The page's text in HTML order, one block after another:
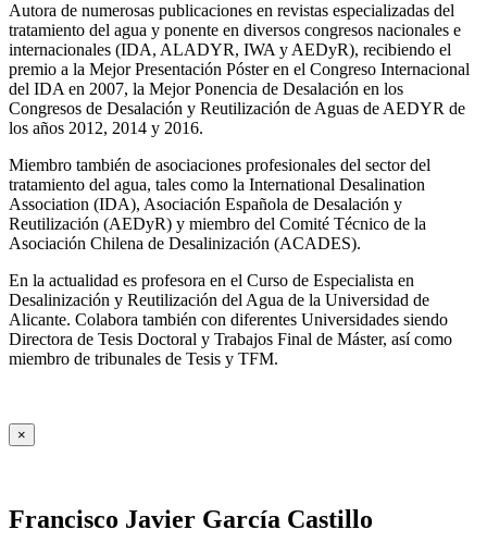
Autora de numerosas publicaciones en revistas especializadas del
tratamiento del agua y ponente en diversos congresos nacionales e
internacionales (IDA, ALADYR, IWA y AEDyR), recibiendo el
premio a la Mejor Presentación Póster en el Congreso Internacional
del IDA en 2007, la Mejor Ponencia de Desalación en los
Congresos de Desalación y Reutilización de Aguas de AEDYR de
los años 2012, 2014 y 2016.
Miembro también de asociaciones profesionales del sector del
tratamiento del agua, tales como la International Desalination
Association (IDA), Asociación Española de Desalación y
Reutilización (AEDyR) y miembro del Comité Técnico de la
Asociación Chilena de Desalinización (ACADES).
En la actualidad es profesora en el Curso de Especialista en
Desalinización y Reutilización del Agua de la Universidad de
Alicante. Colabora también con diferentes Universidades siendo
Directora de Tesis Doctoral y Trabajos Final de Máster, así como
miembro de tribunales de Tesis y TFM.
×
Francisco Javier García Castillo